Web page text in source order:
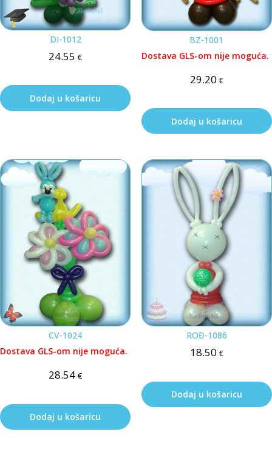
DI-1012
24.55€
Dodaj u košaricu
BZ-1001
Dostava GLS-om nije moguća.
29.20€
Dodaj u košaricu
CV-1024
Dostava GLS-om nije moguća.
28.54€
Dodaj u košaricu
ROĐ-1086
18.50€
Dodaj u košaricu